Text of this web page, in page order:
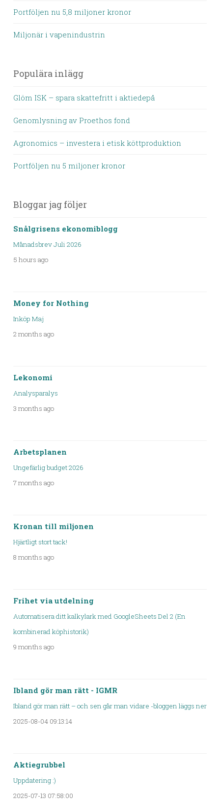
Portföljen nu 5,8 miljoner kronor
Miljonär i vapenindustrin
Populära inlägg
Glöm ISK – spara skattefritt i aktiedepå
Genomlysning av Proethos fond
Agronomics – investera i etisk köttproduktion
Portföljen nu 5 miljoner kronor
Bloggar jag följer
Snålgrisens ekonomiblogg
Månadsbrev Juli 2026
5 hours ago
Money for Nothing
Inköp Maj
2 months ago
Lekonomi
Analysparalys
3 months ago
Arbetsplanen
Ungefärlig budget 2026
7 months ago
Kronan till miljonen
Hjärtligt stort tack!
8 months ago
Frihet via utdelning
Automatisera ditt kalkylark med GoogleSheets Del 2 (En
kombinerad köphistorik)
9 months ago
Ibland gör man rätt - IGMR
Ibland gör man rätt – och sen går man vidare -bloggen läggs ner
2025-08-04 09:13:14
Aktiegrubbel
Uppdatering :)
2025-07-13 07:58:00